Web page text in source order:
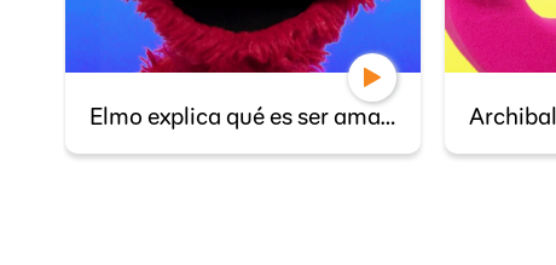
Elmo explica qué es ser amable